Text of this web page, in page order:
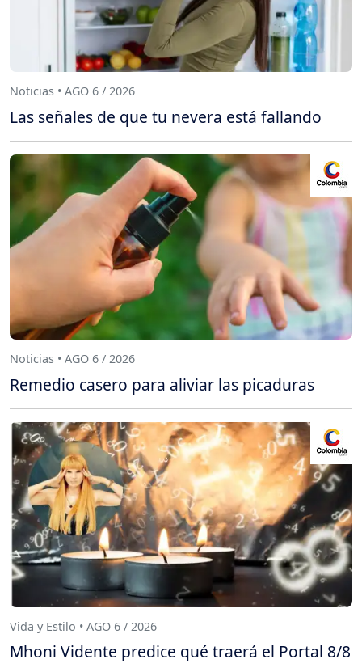
Noticias • AGO 6 / 2026
Las señales de que tu nevera está fallando
Noticias • AGO 6 / 2026
Remedio casero para aliviar las picaduras
Vida y Estilo • AGO 6 / 2026
Mhoni Vidente predice qué traerá el Portal 8/8